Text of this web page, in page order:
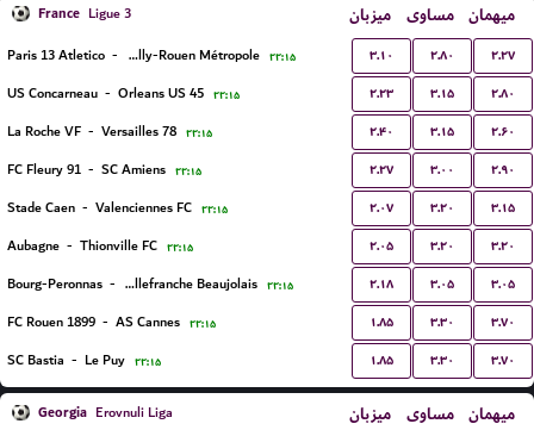
France Ligue 3 میزبان مساوی میهمان
Paris 13 Atletico - US Quevilly-Rouen Métropole ۲۲:۱۵ ۳.۱۰ ۲.۸۰ ۲.۲۷
US Concarneau - Orleans US 45 ۲۲:۱۵ ۲.۲۳ ۳.۱۵ ۲.۸۰
La Roche VF - Versailles 78 ۲۲:۱۵ ۲.۴۰ ۳.۱۵ ۲.۶۰
FC Fleury 91 - SC Amiens ۲۲:۱۵ ۲.۲۷ ۳.۰۰ ۲.۹۰
Stade Caen - Valenciennes FC ۲۲:۱۵ ۲.۰۷ ۳.۲۰ ۳.۱۵
Aubagne - Thionville FC ۲۲:۱۵ ۲.۰۵ ۳.۲۰ ۳.۲۰
Bourg-Peronnas - FC Villefranche Beaujolais ۲۲:۱۵ ۲.۱۸ ۳.۰۵ ۳.۰۵
FC Rouen 1899 - AS Cannes ۲۲:۱۵ ۱.۸۵ ۳.۳۰ ۳.۷۰
SC Bastia - Le Puy ۲۲:۱۵ ۱.۸۵ ۳.۳۰ ۳.۷۰
Georgia Erovnuli Liga میزبان مساوی میهمان